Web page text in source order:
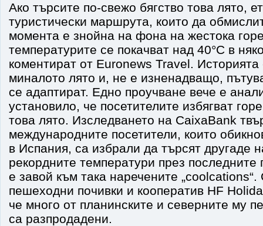
Ако търсите по-свежо бягство това лято,
туристически маршрута, които да
момента е знойна на фона на жестока
температурите се покачват над 40°C в
коментират от Euronews Travel.
миналото лято и, не е изненадващо,
се адаптират. Едно проучване вече е
установило, че посетителите избягват
това лято. Изследването на CaixaBank
международните посетители, които
в Испания, са избрали да търсят другаде
рекордните температури през последните
е завой към така наречените
пешеходни почивки и кооператив HF
че много от планинските и северните му
са разпродадени.